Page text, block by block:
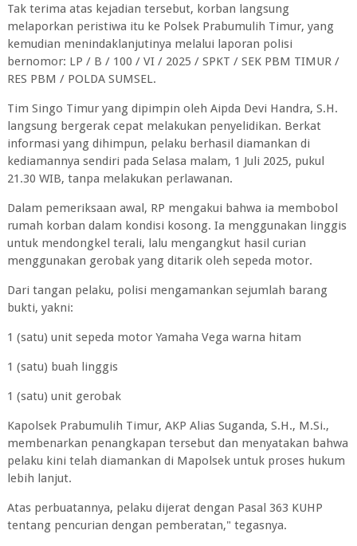
Tak terima atas kejadian tersebut, korban langsung
melaporkan peristiwa itu ke Polsek Prabumulih Timur, yang
kemudian menindaklanjutinya melalui laporan polisi
bernomor: LP / B / 100 / VI / 2025 / SPKT / SEK PBM TIMUR /
RES PBM / POLDA SUMSEL.
Tim Singo Timur yang dipimpin oleh Aipda Devi Handra, S.H.
langsung bergerak cepat melakukan penyelidikan. Berkat
informasi yang dihimpun, pelaku berhasil diamankan di
kediamannya sendiri pada Selasa malam, 1 Juli 2025, pukul
21.30 WIB, tanpa melakukan perlawanan.
Dalam pemeriksaan awal, RP mengakui bahwa ia membobol
rumah korban dalam kondisi kosong. Ia menggunakan linggis
untuk mendongkel terali, lalu mengangkut hasil curian
menggunakan gerobak yang ditarik oleh sepeda motor.
Dari tangan pelaku, polisi mengamankan sejumlah barang
bukti, yakni:
1 (satu) unit sepeda motor Yamaha Vega warna hitam
1 (satu) buah linggis
1 (satu) unit gerobak
Kapolsek Prabumulih Timur, AKP Alias Suganda, S.H., M.Si.,
membenarkan penangkapan tersebut dan menyatakan bahwa
pelaku kini telah diamankan di Mapolsek untuk proses hukum
lebih lanjut.
Atas perbuatannya, pelaku dijerat dengan Pasal 363 KUHP
tentang pencurian dengan pemberatan," tegasnya.